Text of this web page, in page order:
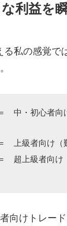
利益を
る私の感覚で
中・初心者向
者向け（難
上級者向け（
向けトレー